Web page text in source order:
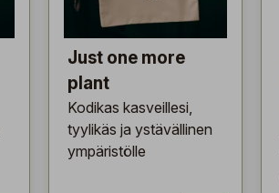
Just one more
plant
Kodikas kasveillesi,
tyylikäs ja ystävällinen
ympäristölle